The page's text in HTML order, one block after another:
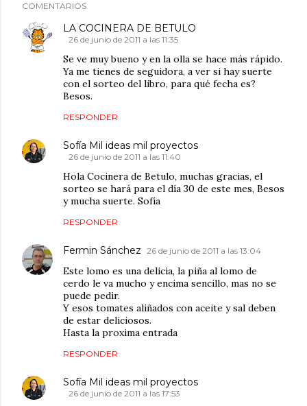
COMENTARIOS
LA COCINERA DE BETULO
26 de junio de 2011 a las 11:35
Se ve muy bueno y en la olla se hace más rápido.
Ya me tienes de seguidora, a ver si hay suerte
con el sorteo del libro, para qué fecha es?
Besos.
RESPONDER
Sofía Mil ideas mil proyectos
26 de junio de 2011 a las 11:40
Hola Cocinera de Betulo, muchas gracias, el
sorteo se hará para el día 30 de este mes, Besos
y mucha suerte. Sofía
RESPONDER
Fermin Sánchez 26 de junio de 2011 a las 13:04
Este lomo es una delicia, la piña al lomo de
cerdo le va mucho y encima sencillo, mas no se
puede pedir.
Y esos tomates aliñados con aceite y sal deben
de estar deliciosos.
Hasta la proxima entrada
RESPONDER
Sofía Mil ideas mil proyectos
26 de junio de 2011 a las 17:53